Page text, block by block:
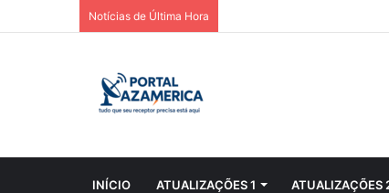
Notícias de Última Hora
INÍCIO ATUALIZAÇÕES 1 ATUALIZAÇÕES